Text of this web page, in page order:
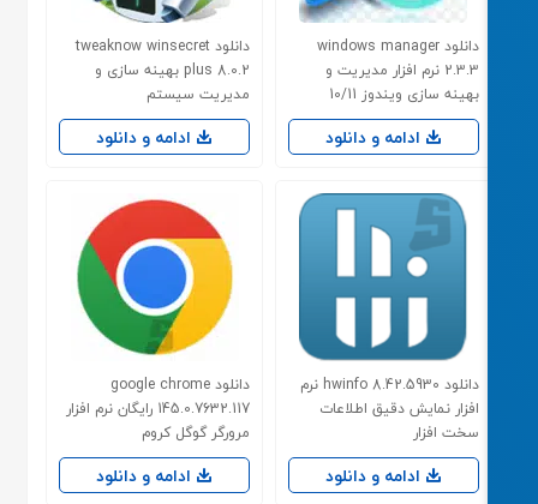
دانلود windows manager
2.3.3 نرم افزار مدیریت و
بهینه سازی ویندوز 10/11
ادامه و دانلود
دانلود tweaknow winsecret
plus 8.0.2 بهینه سازی و
مدیریت سیستم
ادامه و دانلود
دانلود hwinfo 8.42.5930 نرم
افزار نمایش دقیق اطلاعات
سخت افزار
ادامه و دانلود
دانلود google chrome
145.0.7632.117 رایگان نرم افزار
مرورگر گوگل کروم
ادامه و دانلود